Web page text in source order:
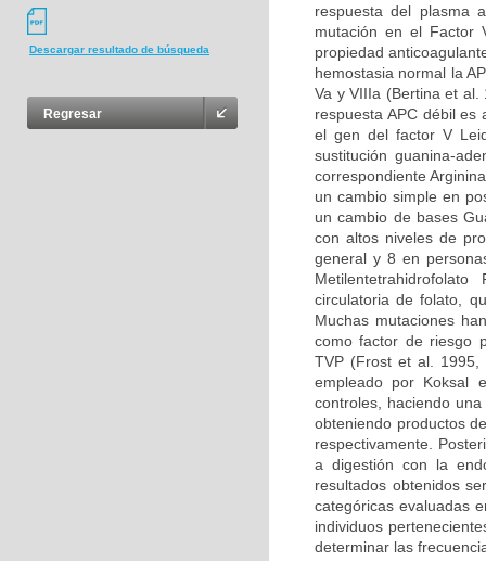
Descargar resultado de búsqueda
Regresar
respuesta del plasma
mutación en el Factor
propiedad
hemostasia normal la
Va y VIIIa (Bertina et
respuesta APC débil es
el gen del factor V
sustitución guanina-
correspondiente
un cambio simple en
un cambio de bases
con altos niveles de
general y 8 en
circulatoria de folato,
Muchas mutaciones
como factor de riesgo
TVP (Frost et al. 1995,
empleado por Koksal
controles, haciendo
obteniendo productos
respectivamente.
a digestión con la
resultados obtenidos
categóricas evaluadas
individuos
determinar las